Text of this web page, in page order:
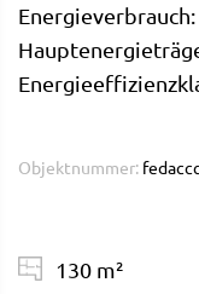
Objektnummer:
130 m²